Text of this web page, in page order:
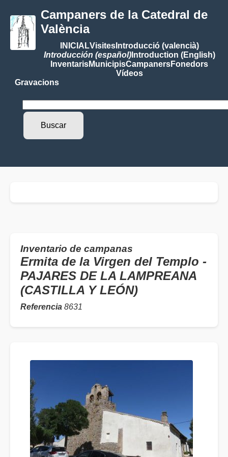
Campaners de la Catedral de
València
INICIALVisitesIntroducció (valencià)
Introducción (español)Introduction (English)
InventarisMunicipisCampanersFonedors
Vídeos
Gravacions
Inventario de campanas
Ermita de la Virgen del Templo -
PAJARES DE LA LAMPREANA
(CASTILLA Y LEÓN)
Referencia 8631